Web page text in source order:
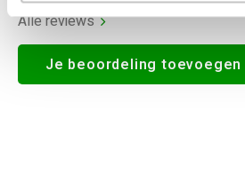
Alle reviews
Je beoordeling toevoegen